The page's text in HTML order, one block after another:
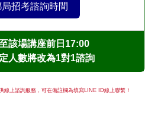
招考諮詢時間
該場講座前日17:00
人數將改為1對1諮詢
上諮詢服務，可在備註欄為填寫LINE ID線上聯繫！